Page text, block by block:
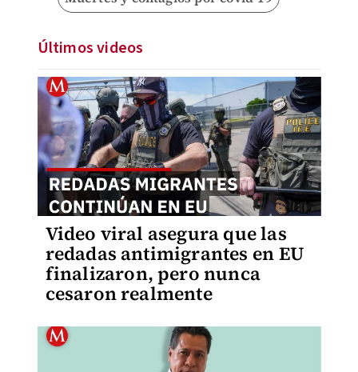
Últimos videos
Video viral asegura que las
redadas antimigrantes en EU
finalizaron, pero nunca
cesaron realmente